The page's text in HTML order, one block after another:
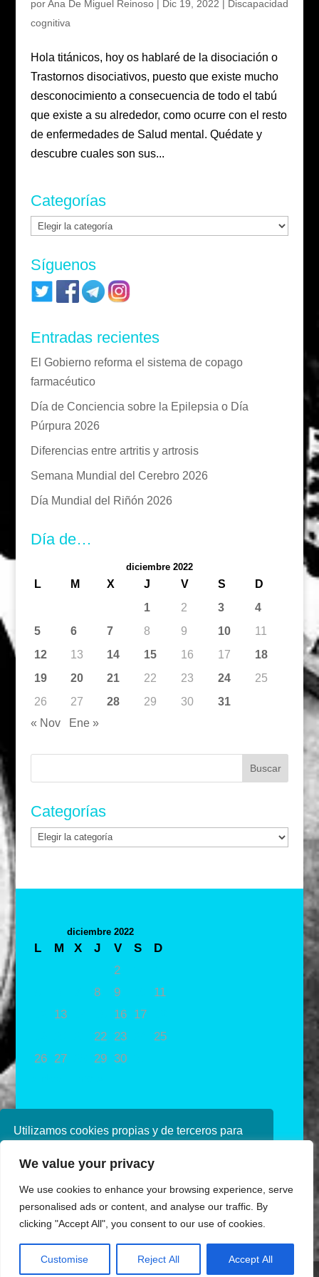
Utilizamos cookies propias y de terceros para
navegando, consideramos que acepta su uso.
política de cookies consulte nuestra
Política de
privacidad
We value your privacy
We use cookies to enhance your browsing experience, serve
personalised ads or content, and analyse our traffic. By
clicking "Accept All", you consent to our use of cookies.
Customise Reject All Accept All
porAna De Miguel Reinoso| Dic 19, 2022 | Discapacidad
cognitiva
Hola titánicos, hoy os hablaré de la disociación o
Trastornos disociativos, puesto que existe mucho
desconocimiento a consecuencia de todo el tabú
que existe a su alrededor, como ocurre con el resto
de enfermedades de Salud mental. Quédate y
descubre cuales son sus...
Categorías
Categorías
Síguenos
Entradas recientes
El Gobierno reforma el sistema de copago
farmacéutico
Día de Conciencia sobre la Epilepsia o Día
Púrpura 2026
Diferencias entre artritis y artrosis
Semana Mundial del Cerebro 2026
Día Mundial del Riñón 2026
Día de…
diciembre 2022
L M X J V S
D
1
2 3
4
5
6 7 8 9 10
11
12
13 14 15 16 17
18
19
20 21 22 23 24
25
26
27 28 29 30
31
« Nov
Ene »
Categorías
Categorías
diciembre 2022
L M X J V S
D
2
8 9
11
13 16 17
22 23
25
26
27 29 30
Diseñado por Ana de Miguel